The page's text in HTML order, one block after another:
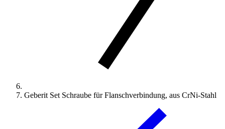
Geberit Set Schraube für Flanschverbindung, aus CrNi-Stahl